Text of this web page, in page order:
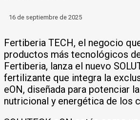
16 de septiembre de 2025
Fertiberia TECH, el negocio
productos más tecnológicos
Fertiberia, lanza el nuevo
fertilizante que integra la
eON, diseñada para potenciar
nutricional y energética de los